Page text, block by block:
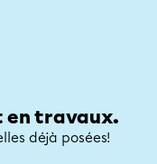
en travaux.
déjà posées!